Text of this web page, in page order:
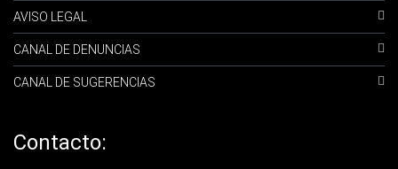
AVISO LEGAL
CANAL DE DENUNCIAS
CANAL DE SUGERENCIAS
Contacto: